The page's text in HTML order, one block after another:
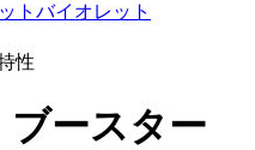
トバイオレット
性
ブースター